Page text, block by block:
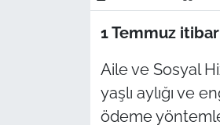
1 Temmuz
Aile ve Sosyal
yaşlı aylığı ve
ödeme
ÇANAKKALE